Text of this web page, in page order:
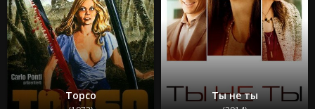
Торсо Ты не ты